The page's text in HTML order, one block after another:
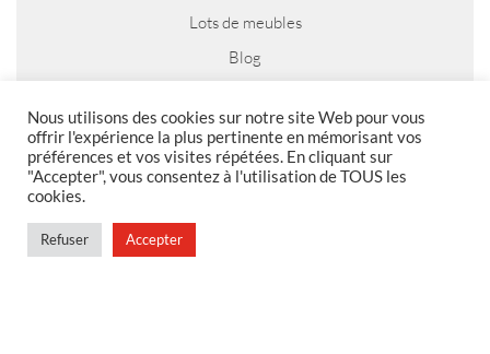
Lots de meubles
Blog
MENTIONS LEGALES
Politique de confidentialité
Conditions générales de vente
Nous utilisons des cookies sur notre site Web pour vous
offrir l'expérience la plus pertinente en mémorisant vos
préférences et vos visites répétées. En cliquant sur
"Accepter", vous consentez à l'utilisation de TOUS les
cookies.
Refuser Accepter